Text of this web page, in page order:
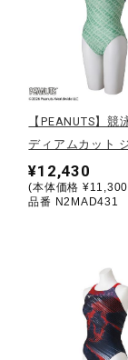
テニス
バドミ
陸上競技
ソフト
【PEANUTS】競
ディアムカット
¥12,430
(本体価格
品番 N2MAD431